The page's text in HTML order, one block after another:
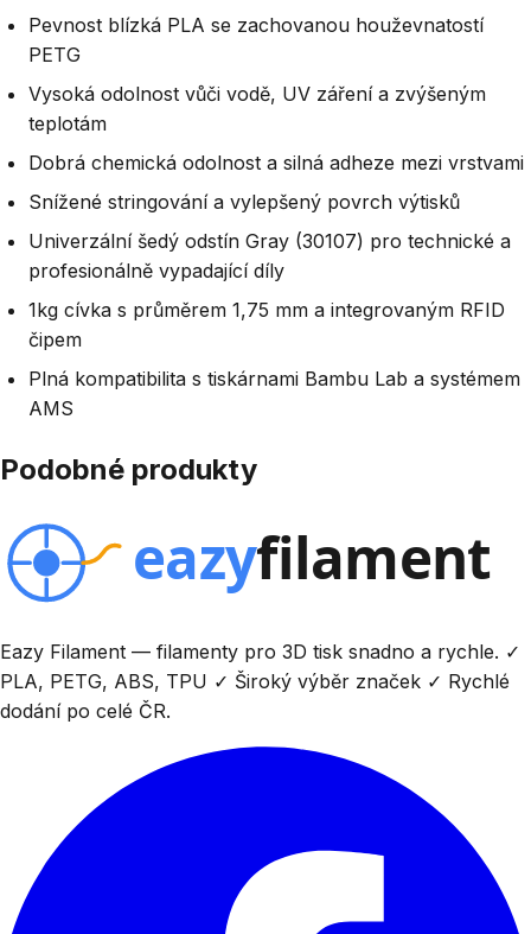
Pevnost blízká PLA se zachovanou houževnatostí
PETG
Vysoká odolnost vůči vodě, UV záření a zvýšeným
teplotám
Dobrá chemická odolnost a silná adheze mezi vrstvami
Snížené stringování a vylepšený povrch výtisků
Univerzální šedý odstín Gray (30107) pro technické a
profesionálně vypadající díly
1kg cívka s průměrem 1,75 mm a integrovaným RFID
čipem
Plná kompatibilita s tiskárnami Bambu Lab a systémem
AMS
Podobné produkty
Eazy Filament — filamenty pro 3D tisk snadno a rychle. ✓
PLA, PETG, ABS, TPU ✓ Široký výběr značek ✓ Rychlé
dodání po celé ČR.